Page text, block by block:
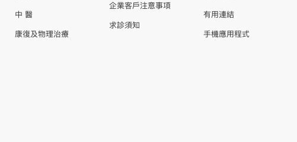
中 醫
康復及物理治療
企業客戶注意事項
求診須知
有用連結
手機應用程式